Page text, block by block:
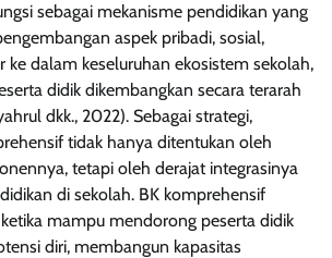
sebagai mekanisme pendidikan yang
aspek pribadi, sosial,
ke dalam keseluruhan ekosistem sekolah,
didik dikembangkan secara terarah
dkk., 2022). Sebagai strategi,
tidak hanya ditentukan oleh
tetapi oleh derajat integrasinya
di sekolah. BK komprehensif
mampu mendorong peserta didik
diri, membangun kapasitas